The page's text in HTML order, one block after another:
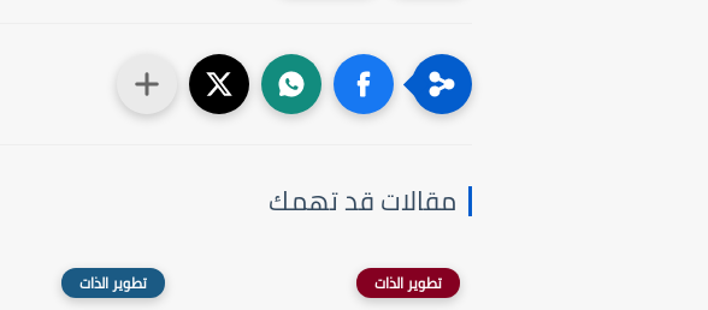
مقالات قد تهمك
تطوير الذات تطوير الذات